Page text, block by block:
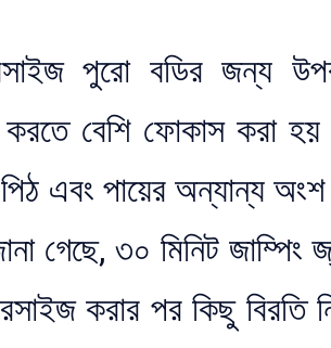
পুরো বডির জন্য
বেশি ফোকাস করা
পিঠ এবং পায়ের অন্যান্য
গেছে, ৩০ মিনিট
করার পর কিছু